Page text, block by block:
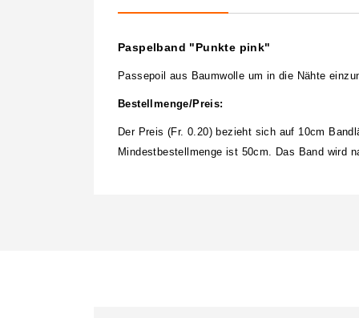
Paspelband "Punkte pink"
Passepoil aus Baumwolle um in die Nähte
Bestellmenge/Preis:
Der Preis (Fr. 0.20) bezieht sich auf 10cm
Mindestbestellmenge ist 50cm. Das Band wird